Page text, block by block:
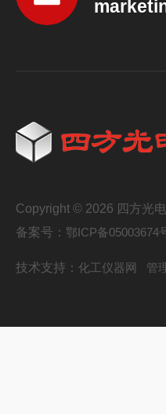
Copyright © 2026 四方光
备案号： 鄂ICP备05003674
技术支持： 化工仪器网 管